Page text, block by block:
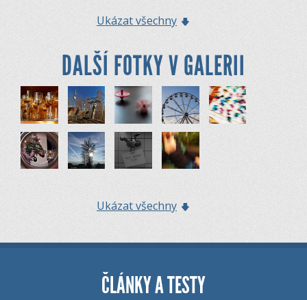
Ukázat všechny
DALŠÍ FOTKY V GALERII
Ukázat všechny
ČLÁNKY A TESTY